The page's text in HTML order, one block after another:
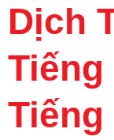
Dịch
Tiếng